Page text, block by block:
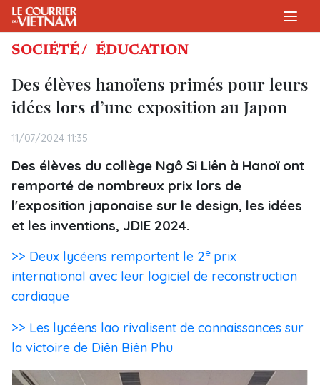
SOCIÉTÉ / ÉDUCATION
Des élèves hanoïens primés pour leurs
idées lors d’une exposition au Japon
11/07/2024 11:35
Des élèves du collège Ngô Si Liên à Hanoï ont
remporté de nombreux prix lors de
l'exposition japonaise sur le design, les idées
et les inventions, JDIE 2024.
>> Deux lycéens remportent le 2e prix
international avec leur logiciel de reconstruction
cardiaque
>> Les lycéens lao rivalisent de connaissances sur
la victoire de Diên Biên Phu